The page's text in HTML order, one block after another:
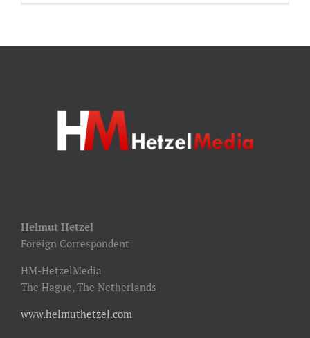
Helmut Hetzel
Foreign Correspondent
HM-HetzelMedia
The Hague, The Netherlands
www.helmuthetzel.com